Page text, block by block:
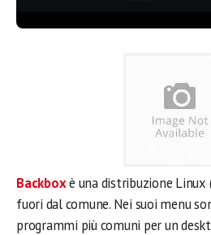
Backboxè una distribuzione Linux
fuori dal comune. Nei suoi menu
programmi più comuni per un